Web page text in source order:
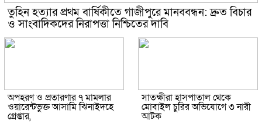
তুহিন হত্যার প্রথম বার্ষিকীতে গাজীপুরে মানববন্ধন: দ্রুত বিচার
ও সাংবাদিকদের নিরাপত্তা নিশ্চিতের দাবি
অপহরণ ও প্রতারণার ৭ মামলার
ওয়ারেন্টভুক্ত আসামি ঝিনাইদহে
গ্রেপ্তার,
সাতক্ষীরা হাসপাতাল থেকে
মোবাইল চুরির অভিযোগে ৩ নারী
আটক